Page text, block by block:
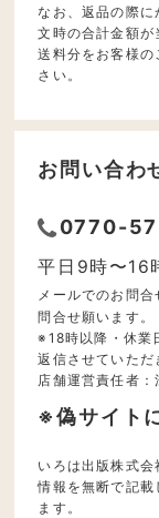
なお、返品の際
文時の合計金額
送料分をお客様
さい。
お問い合わ
0770-
平日9時〜16
メールでのお問合
問合せ願います。
※18時以降・休業
返信させていただ
店舗運営責任者：
※偽サイト
いろは出版株式
情報を無断で記載
ます。